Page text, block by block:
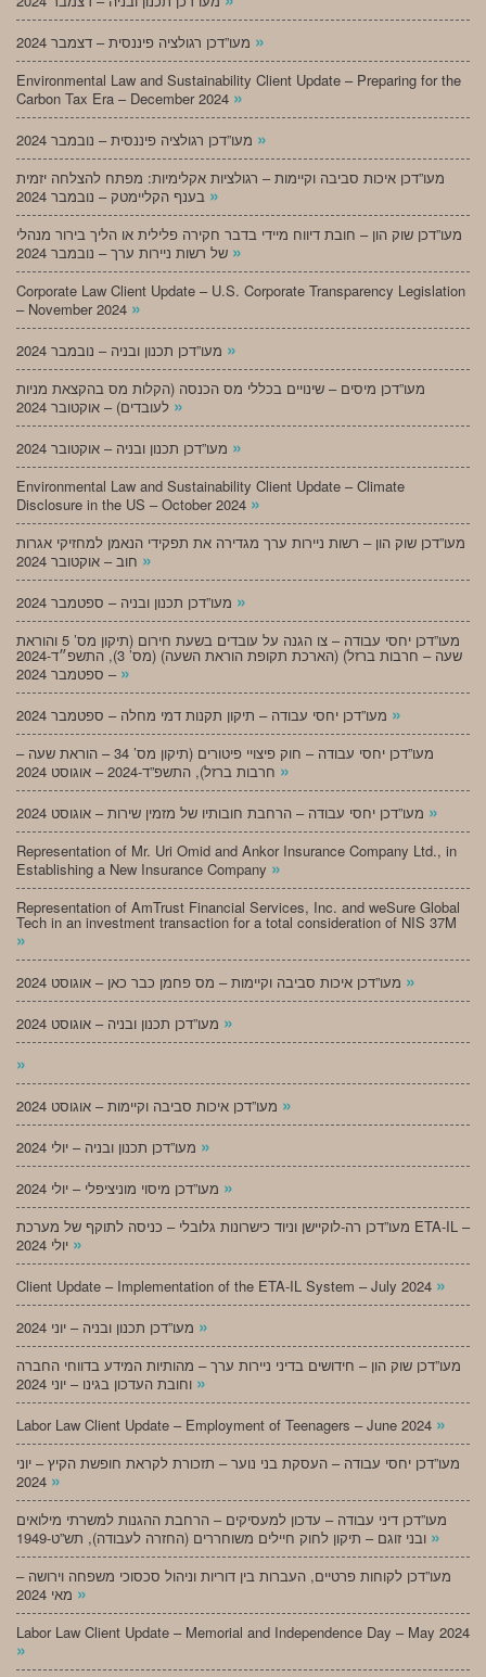
»
Environmental Law and Sustainability Client Update – Preparing for the
Carbon Tax Era – December 2024 »
»
מעו”דכן איכות סביבה וקיימות – רגולציות אקלימיות: מפתח להצלחה יזמית
»
מעו”דכן שוק הון – חובת דיווח מיידי בדבר חקירה פלילית או הליך בירור מנהלי
»
Corporate Law Client Update – U.S. Corporate Transparency Legislation
– November 2024 »
»
מעו”דכן מיסים – שינויים בכללי מס הכנסה (הקלות מס בהקצאת מניות
»
»
Environmental Law and Sustainability Client Update – Climate
Disclosure in the US – October 2024 »
מעו”דכן שוק הון – רשות ניירות ערך מגדירה את תפקידי הנאמן למחזיקי אגרות
»
»
מעו”דכן יחסי עבודה – צו הגנה על עובדים בשעת חירום (תיקון מס’ 5 והוראת
שעה – חרבות ברזל) (הארכת תקופת הוראת השעה) (מס’ 3), התשפ״ד-2024
– ספטמבר 2024 »
»
מעו”דכן יחסי עבודה – חוק פיצויי פיטורים (תיקון מס’ 34 – הוראת שעה –
»
»
Representation of Mr. Uri Omid and Ankor Insurance Company Ltd., in
Establishing a New Insurance Company »
Representation of AmTrust Financial Services, Inc. and weSure Global
Tech in an investment transaction for a total consideration of NIS 37M
»
»
»
»
»
»
»
מעו”דכן רה-לוקיישן וניוד כישרונות גלובלי – כניסה לתוקף של מערכת ETA-IL –
»
Client Update – Implementation of the ETA-IL System – July 2024 »
»
מעו”דכן שוק הון – חידושים בדיני ניירות ערך – מהותיות המידע בדווחי החברה
»
Labor Law Client Update – Employment of Teenagers – June 2024 »
מעו”דכן יחסי עבודה – העסקת בני נוער – תזכורת לקראת חופשת הקיץ – יוני
»
מעו”דכן דיני עבודה – עדכון למעסיקים – הרחבת ההגנות למשרתי מילואים
»
מעו”דכן לקוחות פרטיים, העברות בין דוריות וניהול סכסוכי משפחה וירושה –
»
Labor Law Client Update – Memorial and Independence Day – May 2024
»